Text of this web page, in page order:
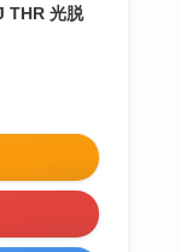
THR 光脱